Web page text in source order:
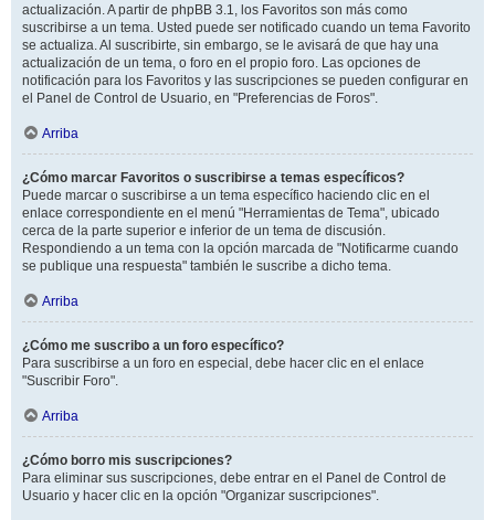
actualización. A partir de phpBB 3.1, los Favoritos son más como
suscribirse a un tema. Usted puede ser notificado cuando un tema Favorito
se actualiza. Al suscribirte, sin embargo, se le avisará de que hay una
actualización de un tema, o foro en el propio foro. Las opciones de
notificación para los Favoritos y las suscripciones se pueden configurar en
el Panel de Control de Usuario, en "Preferencias de Foros".
Arriba
¿Cómo marcar Favoritos o suscribirse a temas específicos?
Puede marcar o suscribirse a un tema específico haciendo clic en el
enlace correspondiente en el menú "Herramientas de Tema", ubicado
cerca de la parte superior e inferior de un tema de discusión.
Respondiendo a un tema con la opción marcada de "Notificarme cuando
se publique una respuesta" también le suscribe a dicho tema.
Arriba
¿Cómo me suscribo a un foro específico?
Para suscribirse a un foro en especial, debe hacer clic en el enlace
"Suscribir Foro".
Arriba
¿Cómo borro mis suscripciones?
Para eliminar sus suscripciones, debe entrar en el Panel de Control de
Usuario y hacer clic en la opción "Organizar suscripciones".